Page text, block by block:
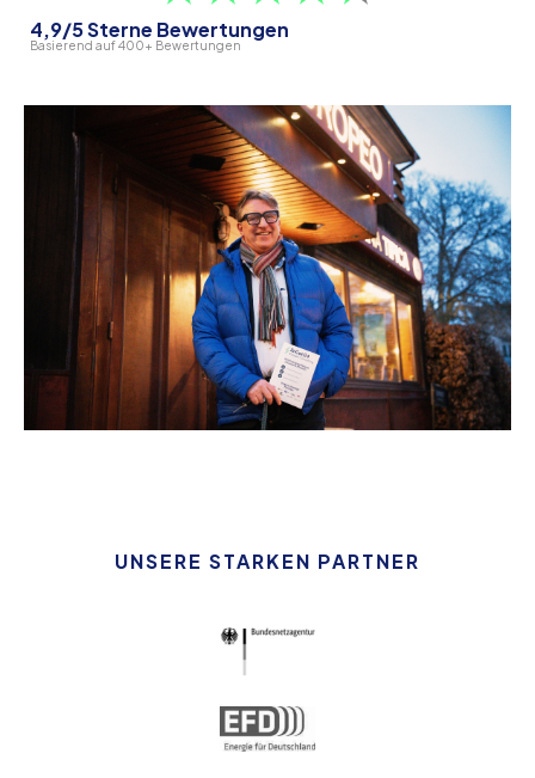
4,9/5 Sterne Bewertungen
Basierend auf 400+ Bewertungen
UNSERE STARKEN PARTNER